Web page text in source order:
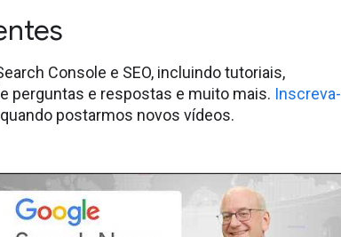
Console e SEO, incluindo tutoriais,
perguntas e respostas e muito mais. Inscreva-
postarmos novos vídeos.